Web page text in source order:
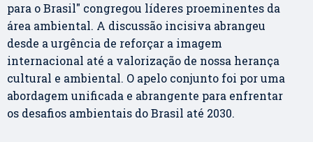
para o Brasil" congregou líderes proeminentes da
área ambiental. A discussão incisiva abrangeu
desde a urgência de reforçar a imagem
internacional até a valorização de nossa herança
cultural e ambiental. O apelo conjunto foi por uma
abordagem unificada e abrangente para enfrentar
os desafios ambientais do Brasil até 2030.